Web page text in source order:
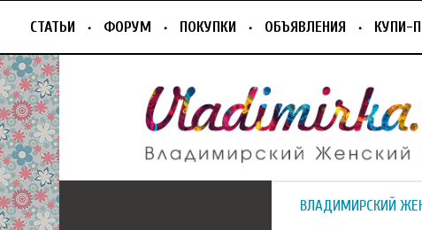
СТАТЬИ ФОРУМ ПОКУПКИ ОБЪЯВЛЕНИЯ КУПИ-
ВЛАДИМИРСКИЙ